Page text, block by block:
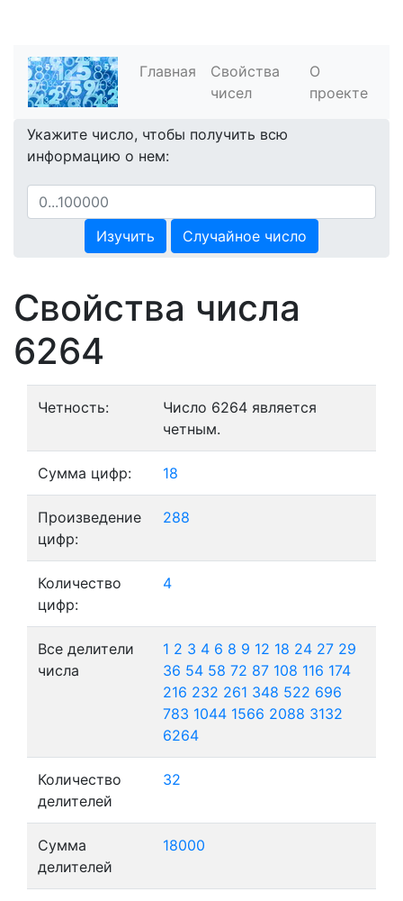
Главная
Свойства
чисел
О
проекте
Укажите число, чтобы получить всю
информацию о нем:
Изучить Случайное число
Свойства числа
6264
Четность:
Число 6264 является
четным.
Сумма цифр: 18
Произведение
цифр:
288
Количество
цифр:
4
Все делители
числа
1 2 3 4 6 8 9 12 18 24 27 29
36 54 58 72 87 108 116 174
216 232 261 348 522 696
783 1044 1566 2088 3132
6264
Количество
делителей
32
Сумма
делителей
18000